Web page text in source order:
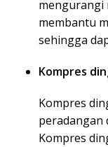
mengurangi
membantu
sehingga
Kompres
Kompres
peradangan
Kompres